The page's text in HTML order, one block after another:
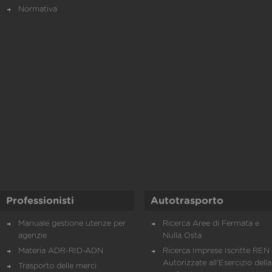
Normativa
Professionisti
Manuale gestione utenze per
agenzie
Materia ADR-RID-ADN
Trasporto delle merci
Autotrasporto
Ricerca Aree di Fermata e
Nulla Osta
Ricerca Imprese Iscritte REN
Autorizzate all'Esercizio della